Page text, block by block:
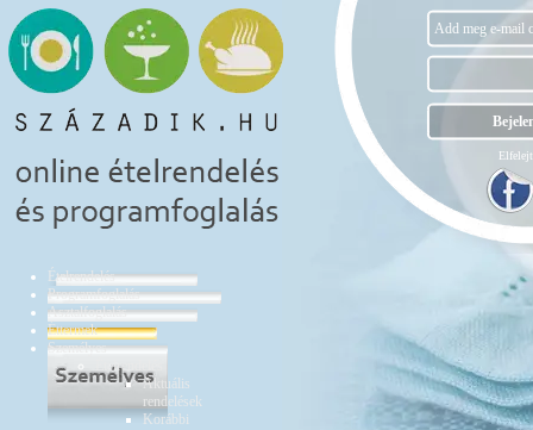
Ételrendelés
Programfoglalás
Asztalfoglalás
Éttermek
Személyes
Ételrendelés
Aktuális
rendelések
Korábbi